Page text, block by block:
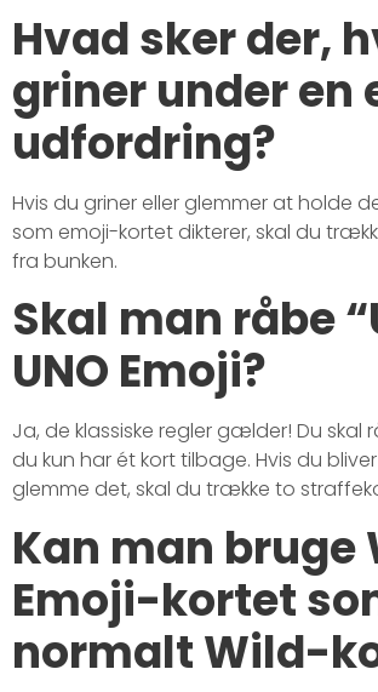
Hvad sker der,
griner under en
udfordring?
Hvis du griner eller glemmer at holde
som emoji-kortet dikterer, skal du
fra bunken.
Skal man råbe
UNO Emoji?
Ja, de klassiske regler gælder! Du skal
du kun har ét kort tilbage. Hvis du
glemme det, skal du trække to
Kan man bruge
Emoji-kortet
normalt Wild-